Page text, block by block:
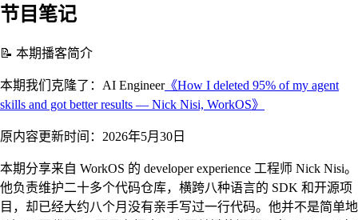
节目笔记
📝 本期播客简介
本期我们克隆了：AI Engineer《How I deleted 95% of my agent
skills and got better results — Nick Nisi, WorkOS》
原内容更新时间：2026年5月30日
本期分享来自 WorkOS 的 developer experience 工程师 Nick Nisi。
他负责维护二十多个代码仓库，横跨八种语言的 SDK 和开源项
目，却已经大约八个月没有亲手写过一行代码。他并不是简单地